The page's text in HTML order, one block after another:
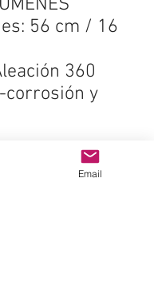
56 cm / 16
360
corrosión y
Email